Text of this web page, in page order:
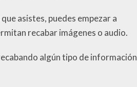
asistes, puedes empezar a
recabar imágenes o audio.
algún tipo de información